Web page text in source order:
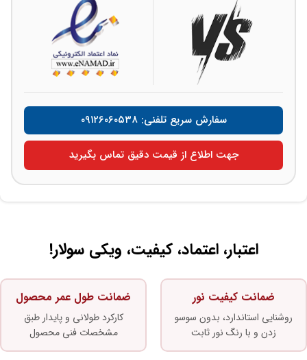
سفارش سریع تلفنی: ۰۹۱۲۶۰۶۰۵۳۸
جهت اطلاع از قیمت دقیق تماس بگیرید
اعتبار، اعتماد، کیفیت، ویکی سولار!
ضمانت کیفیت نور
روشنایی استاندارد، بدون سوسو
زدن و با رنگ نور ثابت
ضمانت طول عمر محصول
کارکرد طولانی و پایدار طبق
مشخصات فنی محصول